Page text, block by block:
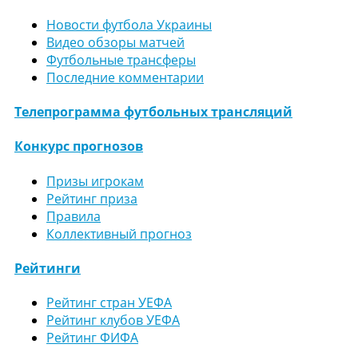
Новости футбола Украины
Видео обзоры матчей
Футбольные трансферы
Последние комментарии
Телепрограмма футбольных трансляций
Конкурс прогнозов
Призы игрокам
Рейтинг приза
Правила
Коллективный прогноз
Рейтинги
Рейтинг стран УЕФА
Рейтинг клубов УЕФА
Рейтинг ФИФА